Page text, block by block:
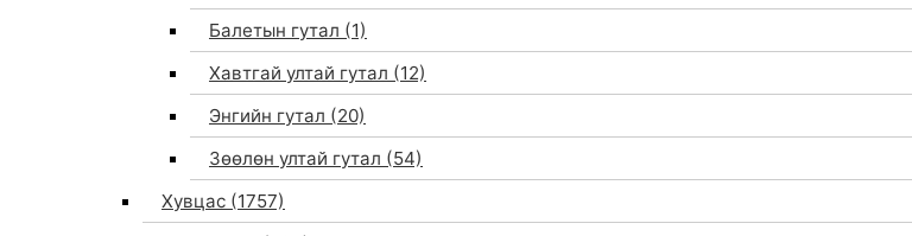
Балетын гутал (1)
Хавтгай ултай гутал (12)
Энгийн гутал (20)
Зөөлөн ултай гутал (54)
Хувцас (1757)